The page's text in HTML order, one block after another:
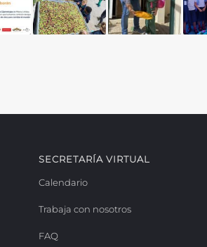
SECRETARÍA VIRTUAL
Calendario
Trabaja con nosotros
FAQ